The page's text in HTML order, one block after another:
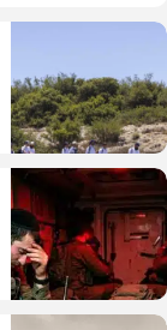
וידאו